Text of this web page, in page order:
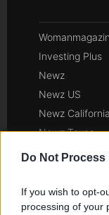
Do Not
If you wish to opt-
processing of your
Investing Plus
Newz
Newz US
Newz California
Newz Texas
Newz Florida
Newz
Newz Illinois